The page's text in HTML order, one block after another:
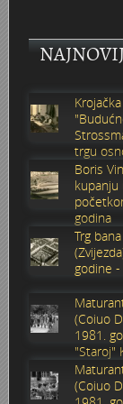
Zima
VAGA
Stari
Ramo
Zidić
Čoki
trgu
godine
Boris
kupanju
godina
Trg
godine
(Coiuo
1981.
"Staroj"
(Coiuo